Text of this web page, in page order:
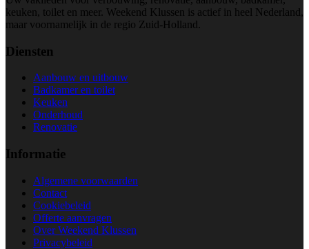
keuken, toilet en meer. Weekend Klussen is actief in heel Nederland,
maar voornamelijk in de regio Zuid-Holland.
Diensten
Aanbouw en uitbouw
Badkamer en toilet
Keuken
Onderhoud
Renovatie
Informatie
Algemene voorwaarden
Contact
Cookiebeleid
Offerte aanvragen
Over Weekend Klussen
Privacybeleid